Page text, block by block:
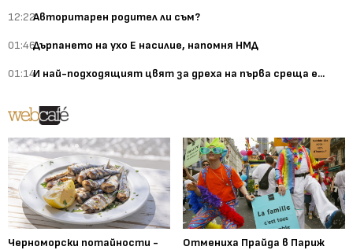
12:22Авторитарен родител ли съм?
01:46Дърпането на ухо Е насилие, напомня НМД
01:14И най-подходящият цвят за дреха на първа среща е...
Черноморски потайности -
Отмениха Прайда в Париж